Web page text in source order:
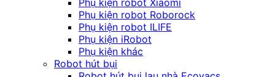
Phụ kiện robot Roborock
Phụ kiện robot ILIFE
Phụ kiện iRobot
Phụ kiện khác
Robot hút bụi